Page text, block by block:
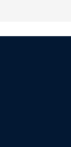
местные
бассейн,
и
для